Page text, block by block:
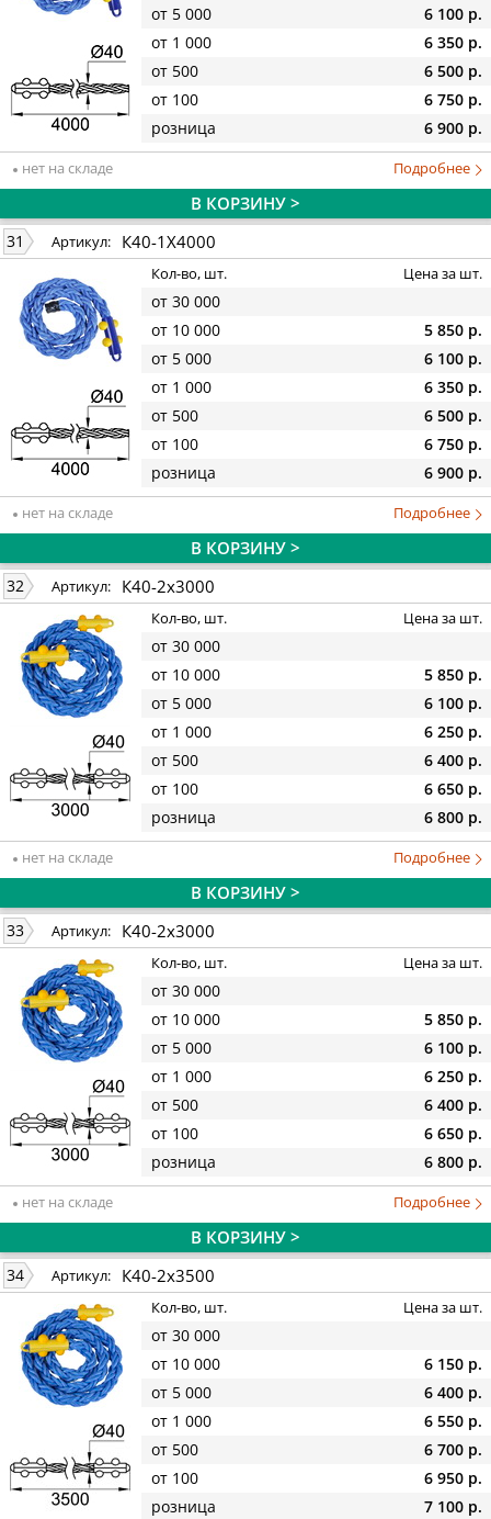
от 5 000
6 100 р.
от 1 000
6 350 р.
от 500
6 500 р.
от 100
6 750 р.
розница
6 900 р.
нет на складе Подробнее
В КОРЗИНУ >
31 Артикул: К40-1Х4000
Кол-во, шт. Цена за шт.
от 30 000
от 10 000
5 850 р.
от 5 000
6 100 р.
от 1 000
6 350 р.
от 500
6 500 р.
от 100
6 750 р.
розница
6 900 р.
нет на складе Подробнее
В КОРЗИНУ >
32 Артикул: К40-2х3000
Кол-во, шт. Цена за шт.
от 30 000
от 10 000
5 850 р.
от 5 000
6 100 р.
от 1 000
6 250 р.
от 500
6 400 р.
от 100
6 650 р.
розница
6 800 р.
нет на складе Подробнее
В КОРЗИНУ >
33 Артикул: К40-2х3000
Кол-во, шт. Цена за шт.
от 30 000
от 10 000
5 850 р.
от 5 000
6 100 р.
от 1 000
6 250 р.
от 500
6 400 р.
от 100
6 650 р.
розница
6 800 р.
нет на складе Подробнее
В КОРЗИНУ >
34 Артикул: К40-2х3500
Кол-во, шт. Цена за шт.
от 30 000
от 10 000
6 150 р.
от 5 000
6 400 р.
от 1 000
6 550 р.
от 500
6 700 р.
от 100
6 950 р.
розница
7 100 р.